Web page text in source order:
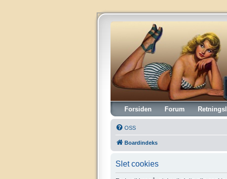
Vintagehifi.dk
Forsiden Forum
OSS
Boardindeks
Slet cookies